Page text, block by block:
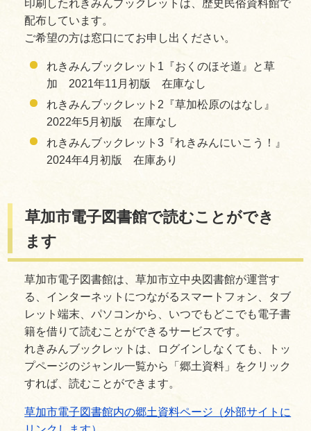
印刷したれきみんブックレットは、歴史民俗資料館で
配布しています。
ご希望の方は窓口にてお申し出ください。
れきみんブックレット1『おくのほそ道』と草
加 2021年11月初版 在庫なし
れきみんブックレット2『草加松原のはなし』
2022年5月初版 在庫なし
れきみんブックレット3『れきみんにいこう！』
2024年4月初版 在庫あり
草加市電子図書館で読むことができ
ます
草加市電子図書館は、草加市立中央図書館が運営す
る、インターネットにつながるスマートフォン、タブ
レット端末、パソコンから、いつでもどこでも電子書
籍を借りて読むことができるサービスです。
れきみんブックレットは、ログインしなくても、トッ
プページのジャンル一覧から「郷土資料」をクリック
すれば、読むことができます。
草加市電子図書館内の郷土資料ページ（外部サイトに